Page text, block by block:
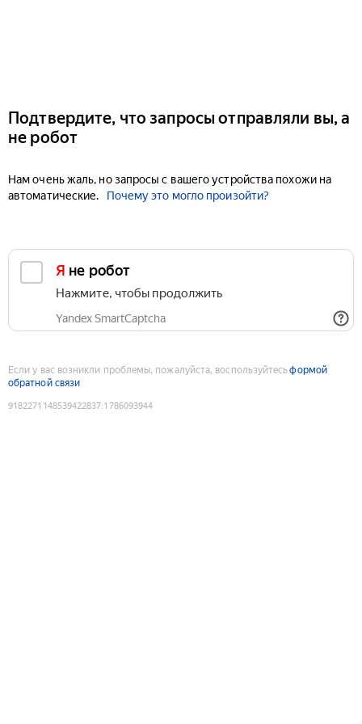
Подтвердите, что запросы отправляли вы, а
не робот
Нам очень жаль, но запросы с вашего устройства похожи на
автоматические.
Почему это могло произойти?
Я не робот
Нажмите, чтобы продолжить
Yandex SmartCaptcha
Если у вас возникли проблемы, пожалуйста, воспользуйтесьформой
обратной связи
9182271148539422837:1786093944